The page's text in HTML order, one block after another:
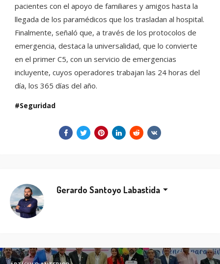
pacientes con el apoyo de familiares y amigos hasta la
llegada de los paramédicos que los trasladan al hospital.
Finalmente, señaló que, a través de los protocolos de
emergencia, destaca la universalidad, que lo convierte
en el primer C5, con un servicio de emergencias
incluyente, cuyos operadores trabajan las 24 horas del
día, los 365 días del año.
Seguridad
Gerardo Santoyo Labastida